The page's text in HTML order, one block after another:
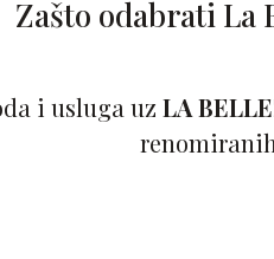
Zašto odabrati La
i usluga uz LA